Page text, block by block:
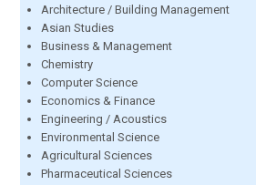
Architecture / Building Management
Asian Studies
Business & Management
Chemistry
Computer Science
Economics & Finance
Engineering / Acoustics
Environmental Science
Agricultural Sciences
Pharmaceutical Sciences